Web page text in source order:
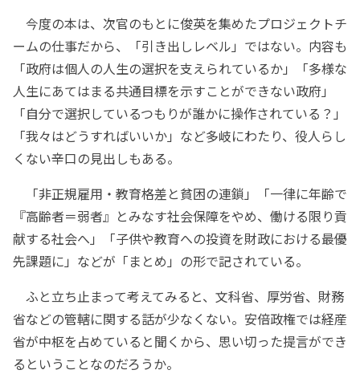
今度の本は、次官のもとに俊英を集めたプロジェクトチ
ームの仕事だから、「引き出しレベル」ではない。内容も
「政府は個人の人生の選択を支えられているか」「多様な
人生にあてはまる共通目標を示すことができない政府」
「自分で選択しているつもりが誰かに操作されている？」
「我々はどうすればいいか」など多岐にわたり、役人らし
くない辛口の見出しもある。
「非正規雇用・教育格差と貧困の連鎖」「一律に年齢で
『高齢者＝弱者』とみなす社会保障をやめ、働ける限り貢
献する社会へ」「子供や教育への投資を財政における最優
先課題に」などが「まとめ」の形で記されている。
ふと立ち止まって考えてみると、文科省、厚労省、財務
省などの管轄に関する話が少なくない。安倍政権では経産
省が中枢を占めていると聞くから、思い切った提言ができ
るということなのだろうか。